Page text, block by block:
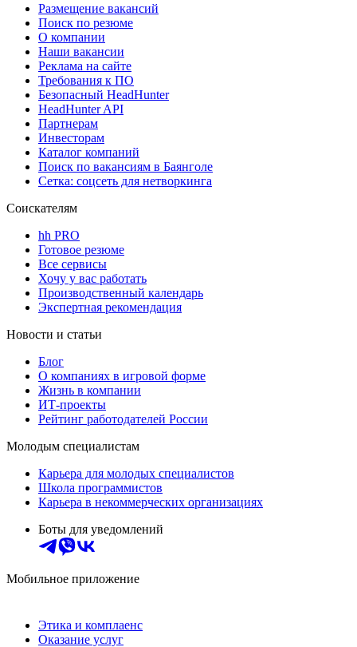
Размещение вакансий
Поиск по резюме
О компании
Наши вакансии
Реклама на сайте
Требования к ПО
Безопасный HeadHunter
HeadHunter API
Партнерам
Инвесторам
Каталог компаний
Поиск по вакансиям в Баянголе
Сетка: соцсеть для нетворкинга
Соискателям
hh PRO
Готовое резюме
Все сервисы
Хочу у вас работать
Производственный календарь
Экспертная рекомендация
Новости и статьи
Блог
О компаниях в игровой форме
Жизнь в компании
ИТ-проекты
Рейтинг работодателей России
Молодым специалистам
Карьера для молодых специалистов
Школа программистов
Карьера в некоммерческих организациях
Боты для уведомлений
Мобильное приложение
Этика и комплаенс
Оказание услуг